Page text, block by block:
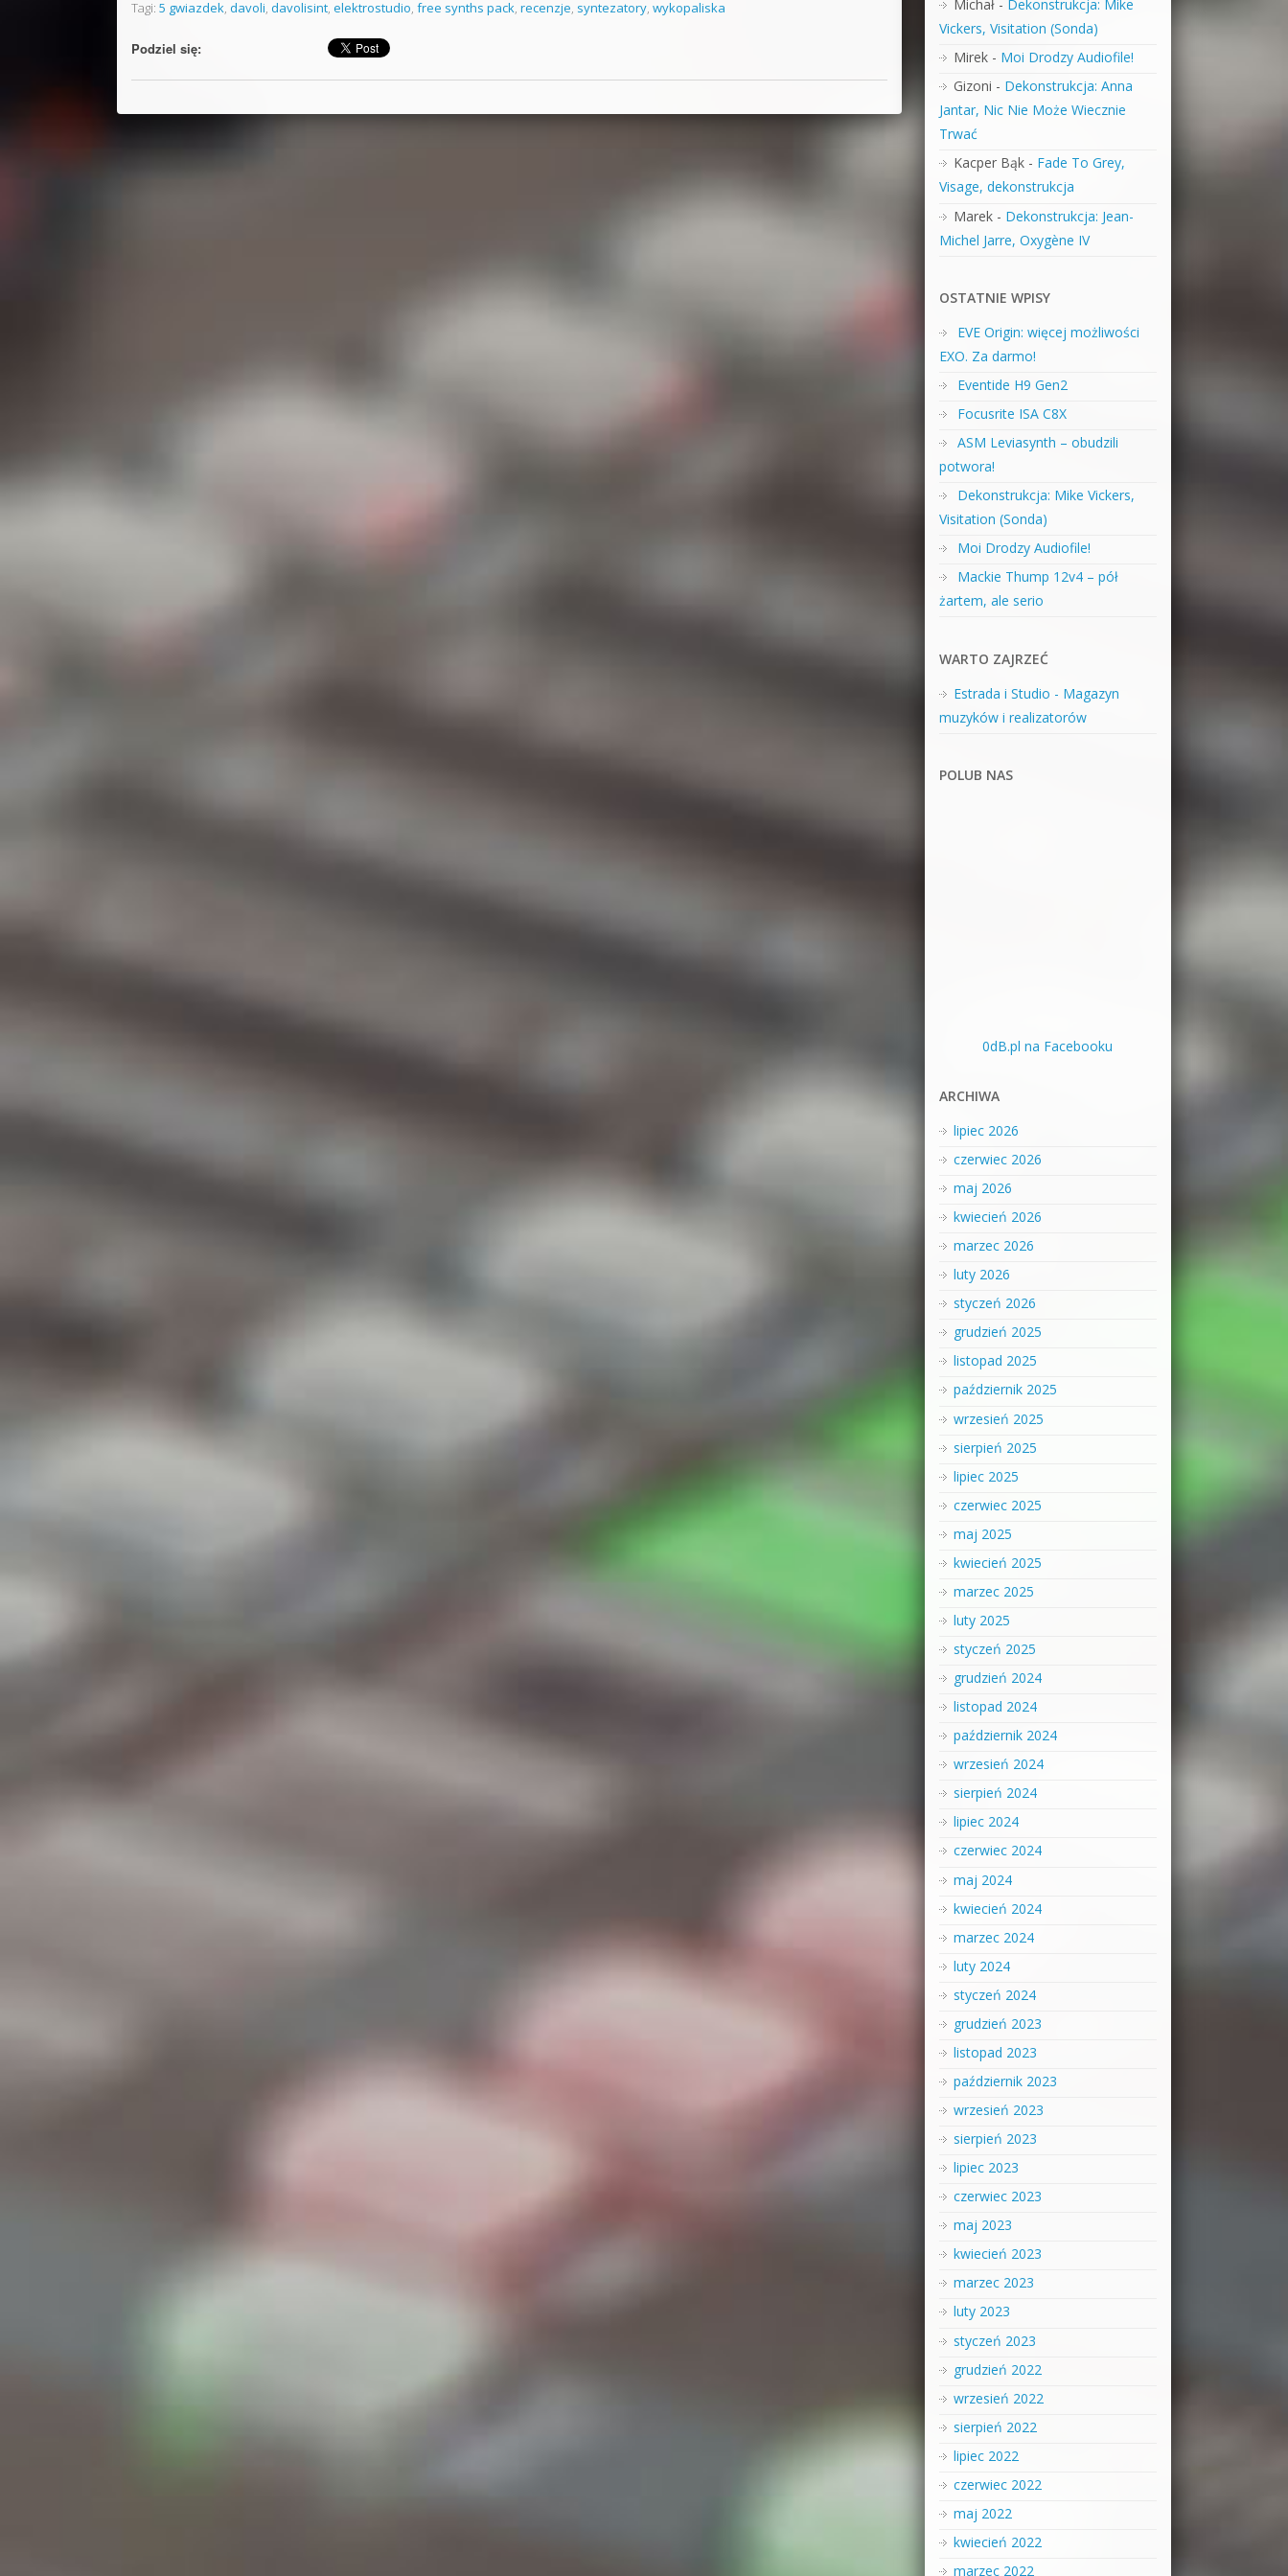
Tagi: 5 gwiazdek, davoli, davolisint, elektrostudio, free synths pack, recenzje, syntezatory, wykopaliska
Podziel się:
Michał- Dekonstrukcja: Mike
Vickers, Visitation (Sonda)
Mirek- Moi Drodzy Audiofile!
Gizoni - Dekonstrukcja: Anna
Jantar, Nic Nie Może Wiecznie
Trwać
Kacper Bąk- Fade To Grey,
Visage, dekonstrukcja
Marek- Dekonstrukcja: Jean-
Michel Jarre, Oxygène IV
OSTATNIE WPISY
EVE Origin: więcej możliwości
EXO. Za darmo!
Eventide H9 Gen2
Focusrite ISA C8X
ASM Leviasynth – obudzili
potwora!
Dekonstrukcja: Mike Vickers,
Visitation (Sonda)
Moi Drodzy Audiofile!
Mackie Thump 12v4 – pół
żartem, ale serio
WARTO ZAJRZEĆ
Estrada i Studio - Magazyn
muzyków i realizatorów
POLUB NAS
0dB.pl na Facebooku
ARCHIWA
lipiec 2026
czerwiec 2026
maj 2026
kwiecień 2026
marzec 2026
luty 2026
styczeń 2026
grudzień 2025
listopad 2025
październik 2025
wrzesień 2025
sierpień 2025
lipiec 2025
czerwiec 2025
maj 2025
kwiecień 2025
marzec 2025
luty 2025
styczeń 2025
grudzień 2024
listopad 2024
październik 2024
wrzesień 2024
sierpień 2024
lipiec 2024
czerwiec 2024
maj 2024
kwiecień 2024
marzec 2024
luty 2024
styczeń 2024
grudzień 2023
listopad 2023
październik 2023
wrzesień 2023
sierpień 2023
lipiec 2023
czerwiec 2023
maj 2023
kwiecień 2023
marzec 2023
luty 2023
styczeń 2023
grudzień 2022
wrzesień 2022
sierpień 2022
lipiec 2022
czerwiec 2022
maj 2022
kwiecień 2022
marzec 2022